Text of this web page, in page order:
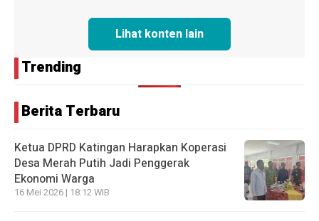
Lihat konten lain
Trending
Berita Terbaru
Ketua DPRD Katingan Harapkan Koperasi
Desa Merah Putih Jadi Penggerak
Ekonomi Warga
16 Mei 2026 | 18:12 WIB